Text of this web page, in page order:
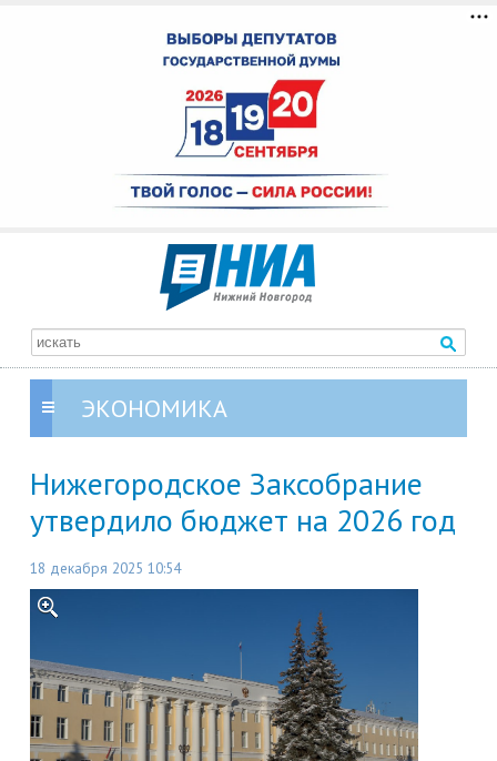
ЭКОНОМИКА
Нижегородское Заксобрание
утвердило бюджет на 2026 год
18 декабря 2025 10:54